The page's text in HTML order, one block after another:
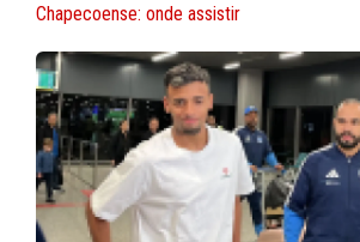
Chapecoense: onde assistir